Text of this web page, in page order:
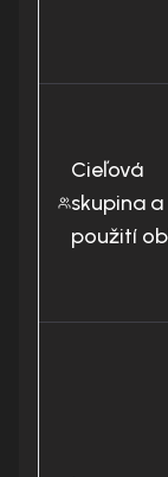
Cieľová
skupina a
použití